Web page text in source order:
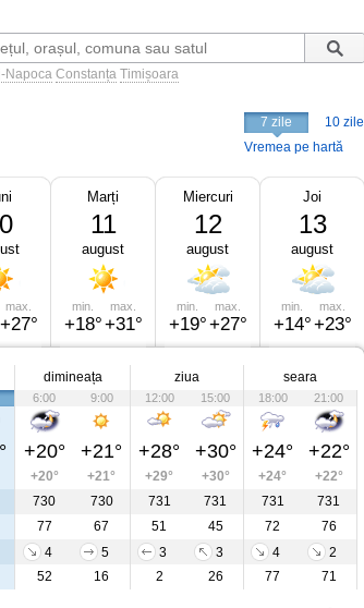
Napoca Constanța Timișoara
7 zile
10 zile
Vremea pe hartă
max.
+27°
Marți
11
august
min.
+18°
max.
+31°
Miercuri
12
august
min.
+19°
max.
+27°
Joi
13
august
min.
+14°
max.
+23°
dimineața ziua seara
6:00 9:00 12:00 15:00 18:00 21:00
+20° +21° +28° +30° +24° +22°
+20° +21° +29° +30° +24°
+22°
730 730 731 731 731
731
77 67 51 45 72
76
4 5 3 3 4
2
52 16 2 26 77 71